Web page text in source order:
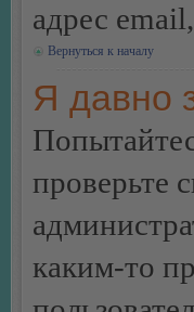
адрес
Вернуться к началу
Я давно
проверьте
каким-то